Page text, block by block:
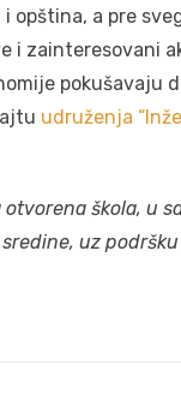
opština, a pre
i zainteresovani
pokušavaju
udruženja
otvorena škola, u
sredine, uz podršku